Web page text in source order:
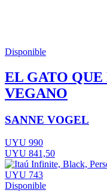
Disponible
EL GATO QUE
VEGANO
SANNE VOGEL
UYU 990
UYU 841,50
UYU 743
Disponible